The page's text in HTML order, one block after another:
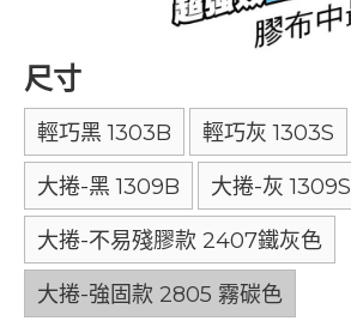
尺寸
輕巧黑 1303B 輕巧灰 1303S
大捲-黑 1309B 大捲-灰 1309S
大捲-不易殘膠款 2407鐵灰色
大捲-強固款 2805 霧碳色